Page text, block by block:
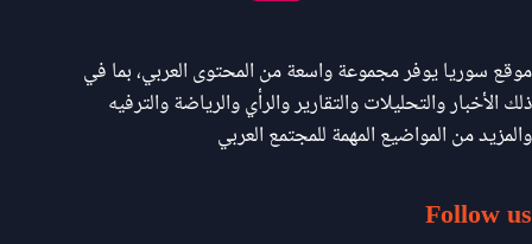
موقع سوريا يوفر مجموعة واسعة من المحتوى العربي، بما في
ذلك الأخبار والتحليلات والتقارير والرأي والرياضة والترفيه
والمزيد من المواضيع المهمة للمجتمع العربي
Follow us